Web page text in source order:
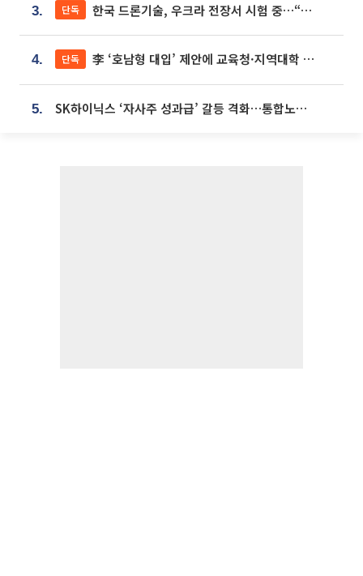
3. 단독 한국 드론기술, 우크라 전장서 시험 중…“스타트업 여러 곳 참여”
4. 단독 李 ‘호남형 대입’ 제안에 교육청·지역대학 서·논술형 입시 연계 '착수'
5. SK하이닉스 ‘자사주 성과급’ 갈등 격화…통합노조 출범 움직임